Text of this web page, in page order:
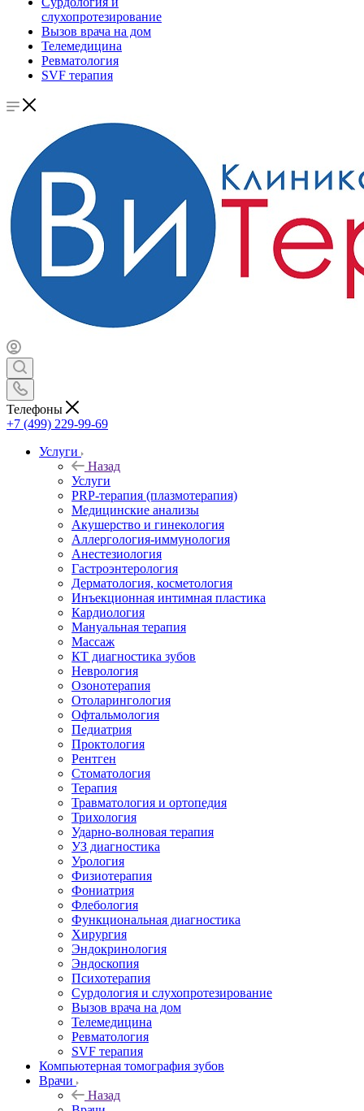
слухопротезирование
Вызов врача на дом
Телемедицина
Ревматология
SVF терапия
Телефоны
+7 (499) 229-99-69
Услуги
Назад
Услуги
PRP-терапия (плазмотерапия)
Медицинские анализы
Акушерство и гинекология
Аллергология-иммунология
Анестезиология
Гастроэнтерология
Дерматология, косметология
Инъекционная интимная пластика
Кардиология
Мануальная терапия
Массаж
КТ диагностика зубов
Неврология
Озонотерапия
Отоларингология
Офтальмология
Педиатрия
Проктология
Рентген
Стоматология
Терапия
Травматология и ортопедия
Трихология
Ударно-волновая терапия
УЗ диагностика
Урология
Физиотерапия
Фониатрия
Флебология
Функциональная диагностика
Хирургия
Эндокринология
Эндоскопия
Психотерапия
Сурдология и слухопротезирование
Вызов врача на дом
Телемедицина
Ревматология
SVF терапия
Компьютерная томография зубов
Врачи
Назад